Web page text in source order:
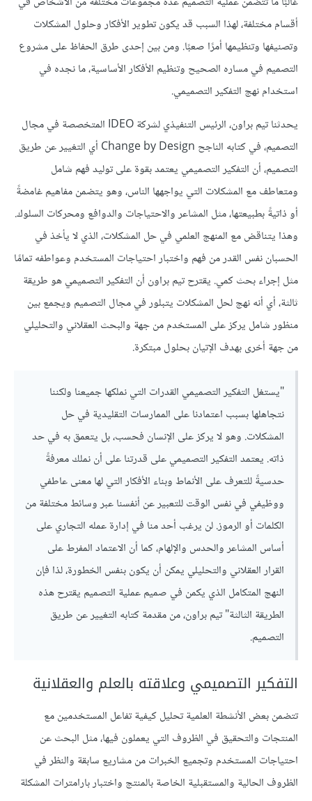
أقسام مختلفة، لهذا السبب قد يكون تطوير الأفكار وحلول المشكلات
وتصنيفها وتنظيمها أمرًا صعبًا. ومن بين إحدى طرق الحفاظ على مشروع
التصميم في مساره الصحيح وتنظيم الأفكار الأساسية، ما نجده في
استخدام نهج التفكير التصميمي.
يحدثنا تيم براون، الرئيس التنفيذي لشركة IDEO المتخصصة في مجال
التصميم، في كتابه الناجح Change by Design أي التغيير عن طريق
التصميم، أن التفكير التصميمي يعتمد بقوة على توليد فهم شامل
ومتعاطف مع المشكلات التي يواجهها الناس، وهو يتضمن مفاهيم غامضةً
أو ذاتيةً بطبيعتها، مثل المشاعر والاحتياجات والدوافع ومحركات السلوك.
وهذا يتناقض مع المنهج العلمي في حل المشكلات، الذي لا يأخذ في
الحسبان نفس القدر من فهم واختبار احتياجات المستخدم وعواطفه تمامًا
مثل إجراء بحث كمي. يقترح تيم براون أن التفكير التصميمي هو طريقة
ثالثة، أي أنه نهج لحل المشكلات يتبلور في مجال التصميم ويجمع بين
منظور شامل يركز على المستخدم من جهة والبحث العقلاني والتحليلي
من جهة أخرى بهدف الإتيان بحلول مبتكرة.
"يستغل التفكير التصميمي القدرات التي نملكها جميعنا ولكننا
نتجاهلها بسبب اعتمادنا على الممارسات التقليدية في حل
المشكلات. وهو لا يركز على الإنسان فحسب، بل يتعمق به في حد
ذاته. يعتمد التفكير التصميمي على قدرتنا على أن نملك معرفةً
حدسيةً للتعرف على الأنماط وبناء الأفكار التي لها معنى عاطفي
ووظيفي في نفس الوقت للتعبير عن أنفسنا عبر وسائط مختلفة من
الكلمات أو الرموز. لن يرغب أحد منا في إدارة عمله التجاري على
أساس المشاعر والحدس والإلهام، كما أن الاعتماد المفرط على
القرار العقلاني والتحليلي يمكن أن يكون بنفس الخطورة، لذا فإن
النهج المتكامل الذي يكمن في صميم عملية التصميم يقترح هذه
الطريقة الثالثة" تيم براون، من مقدمة كتابه التغيير عن طريق
التصميم.
التفكير التصميمي وعلاقته بالعلم والعقلانية
تتضمن بعض الأنشطة العلمية تحليل كيفية تفاعل المستخدمين مع
المنتجات والتحقيق في الظروف التي يعملون فيها، مثل البحث عن
احتياجات المستخدم وتجميع الخبرات من مشاريع سابقة والنظر في
الظروف الحالية والمستقبلية الخاصة بالمنتج واختبار بارامترات المشكلة